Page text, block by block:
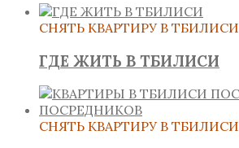
СНЯТЬ КВАРТИРУ В ТБИЛИСИ
ГДЕ ЖИТЬ В ТБИЛИСИ
СНЯТЬ КВАРТИРУ В ТБИЛИСИ